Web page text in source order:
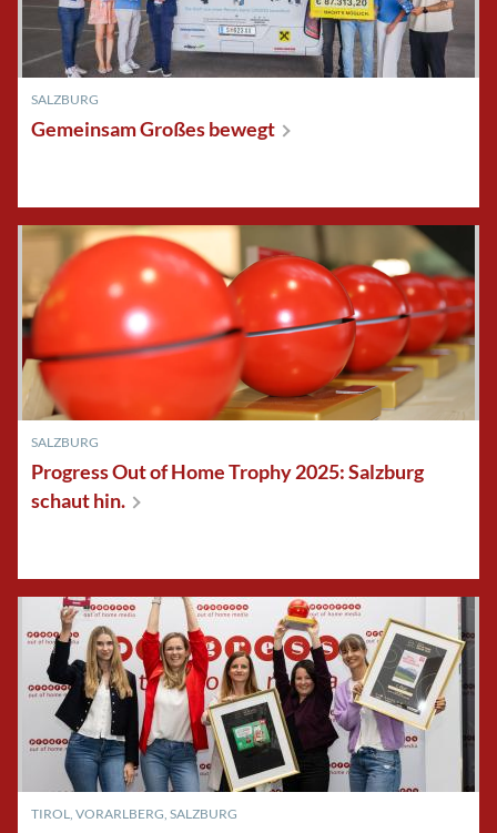
SALZBURG
Gemeinsam Großesbewegt
SALZBURG
Progress Out of Home Trophy 2025: Salzburg
schauthin.
TIROL, VORARLBERG, SALZBURG